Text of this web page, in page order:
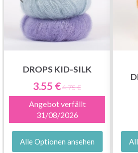
DROPS KID-SILK
3.55 €4.75 €
Angebot verfällt
31/08/2026
Alle Optionen ansehen